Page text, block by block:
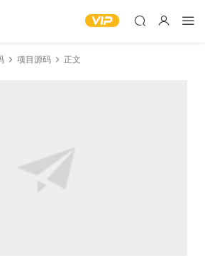
项目源码 正文